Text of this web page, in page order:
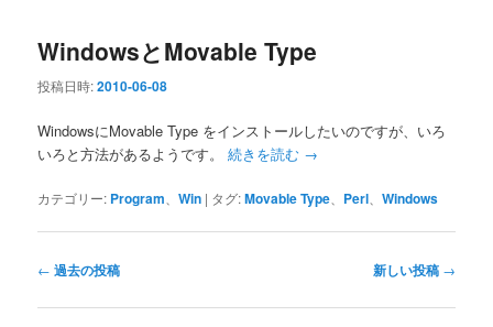
WindowsとMovable Type
投稿日時:2010-06-08
WindowsにMovable Type をインストールしたいのですが、いろ
いろと方法があるようです。続きを読む →
カテゴリー: Program 、Win | タグ:Movable Type Perl 、Windows
投
ナ
← 過去の投稿 新しい投稿 →